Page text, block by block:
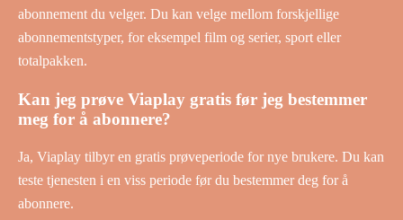
abonnement du velger. Du kan velge mellom forskjellige
abonnementstyper, for eksempel film og serier, sport eller
totalpakken.
Kan jeg prøve Viaplay gratis før jeg bestemmer
meg for å abonnere?
Ja, Viaplay tilbyr en gratis prøveperiode for nye brukere. Du kan
teste tjenesten i en viss periode før du bestemmer deg for å
abonnere.